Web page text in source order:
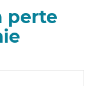
perte